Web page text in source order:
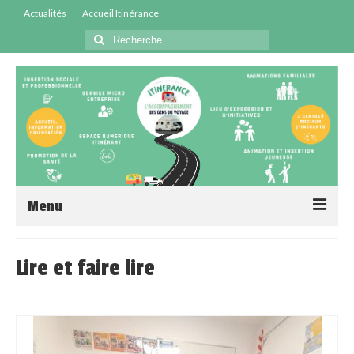
Actualités Accueil Itinérance
Menu
Service Insertion
Médiation Santé
Lire et faire lire